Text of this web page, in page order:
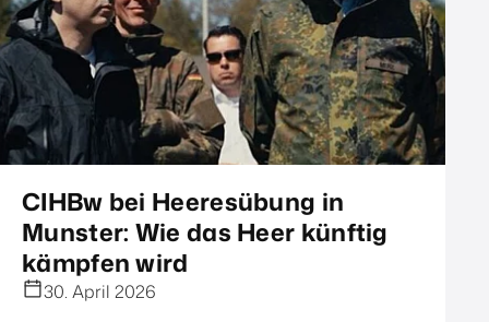
CIHBw bei Heeresübung in
Munster: Wie das Heer künftig
kämpfen wird
30. April 2026